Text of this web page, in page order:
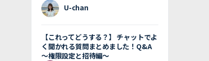
U-chan
【これってどうする？】 チャットでよ
く聞かれる質問まとめました！Q&A
〜権限設定と招待編〜